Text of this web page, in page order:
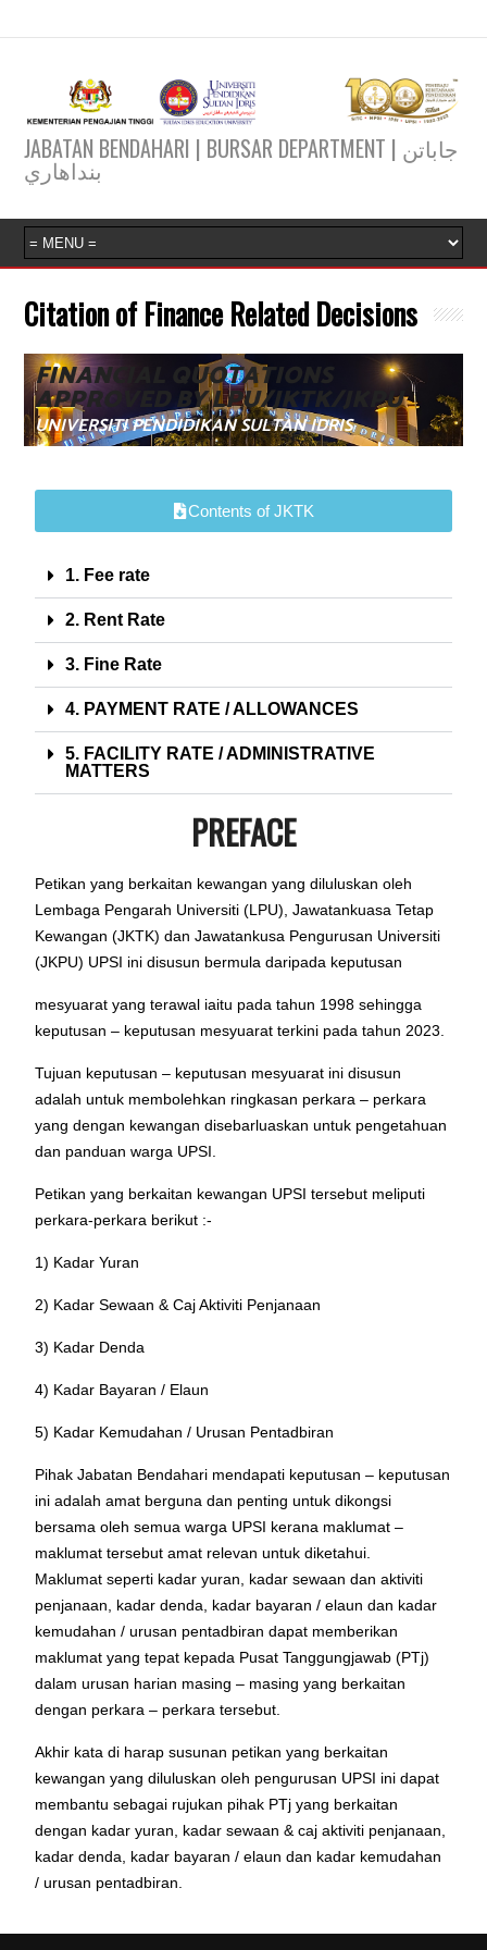
JABATAN BENDAHARI | BURSAR DEPARTMENT | جاباتن
بنداهاري
Citation of Finance Related Decisions
FINANCIAL QUOTATIONS
APPROVED BY LPU/JKTK/JKPU
UNIVERSITI PENDIDIKAN SULTAN IDRIS
Contents of JKTK
1. Fee rate
2. Rent Rate
3. Fine Rate
4. PAYMENT RATE / ALLOWANCES
5. FACILITY RATE / ADMINISTRATIVE
MATTERS
PREFACE
Petikan yang berkaitan kewangan yang diluluskan oleh
Lembaga Pengarah Universiti (LPU), Jawatankuasa Tetap
Kewangan (JKTK) dan Jawatankusa Pengurusan Universiti
(JKPU) UPSI ini disusun bermula daripada keputusan
mesyuarat yang terawal iaitu pada tahun 1998 sehingga
keputusan – keputusan mesyuarat terkini pada tahun 2023.
Tujuan keputusan – keputusan mesyuarat ini disusun
adalah untuk membolehkan ringkasan perkara – perkara
yang dengan kewangandisebarluaskan untuk pengetahuan
dan panduan warga UPSI.
Petikan yang berkaitan kewangan UPSI tersebut meliputi
perkara-perkara berikut :-
1) Kadar Yuran
2) Kadar Sewaan & Caj Aktiviti Penjanaan
3) Kadar Denda
4) Kadar Bayaran / Elaun
5) Kadar Kemudahan / Urusan Pentadbiran
Pihak Jabatan Bendahari mendapati keputusan – keputusan
ini adalah amat berguna dan penting untuk dikongsi
bersama oleh semua warga UPSI kerana maklumat –
maklumat tersebut amat relevan untuk diketahui.
Maklumatseperti kadar yuran, kadar sewaan dan aktiviti
penjanaan, kadar denda, kadar bayaran / elaun dan kadar
kemudahan / urusan pentadbiran dapat memberikan
maklumat yang tepat kepada Pusat Tanggungjawab (PTj)
dalamurusan harian masing – masing yang berkaitan
dengan perkara – perkaratersebut.
Akhir kata di harap susunan petikan yang berkaitan
kewangan yangdiluluskan oleh pengurusan UPSI ini dapat
membantu sebagai rujukan pihak PTj yang berkaitan
dengan kadar yuran, kadar sewaan & caj aktiviti penjanaan,
kadar denda, kadar bayaran / elaun dan kadar kemudahan
/urusan pentadbiran.